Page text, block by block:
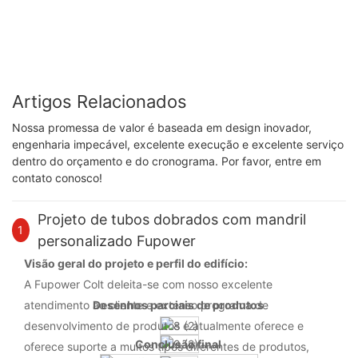
Artigos Relacionados
Nossa promessa de valor é baseada em design inovador,
engenharia impecável, excelente execução e excelente serviço
dentro do orçamento e do cronograma. Por favor, entre em
contato conosco!
1
Projeto de tubos dobrados com mandril
personalizado Fupower
Visão geral do projeto e perfil do edifício:
A Fupower Colt deleita-se com nosso excelente
atendimento ao cliente e extenso programa de
desenvolvimento de produtos e atualmente oferece e
oferece suporte a muitos tipos diferentes de produtos,
Desenhos parciais de produtos
Conclusão final